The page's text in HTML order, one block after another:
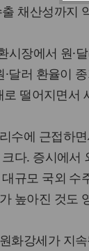
채산성까지
시장에서 원·
·달러 환율이
로 떨어지면서
수에 근접하
다. 증시에서
규모 국외 수
높아진 것도
화강세가 지